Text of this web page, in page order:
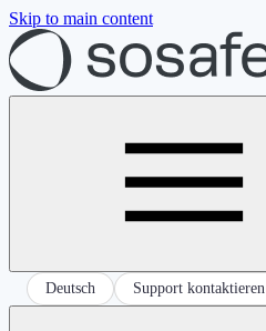
Skip to main content
Deutsch
Support kontaktieren